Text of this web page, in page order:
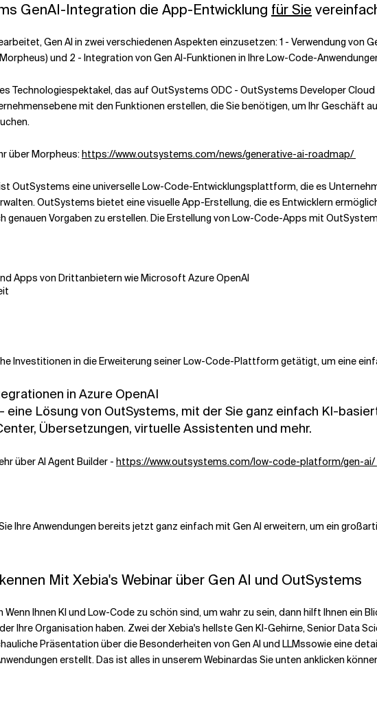
GenAI-Integration die App-Entwicklung für Sie
Gen AI in zwei verschiedenen Aspekten einzusetzen: 1 - Verwendung von
und 2 - Integration von Gen AI-Funktionen in Ihre Low-Code-
Technologiespektakel, das auf OutSystems ODC - OutSystems Developer
mit den Funktionen erstellen, die Sie benötigen, um Ihr Geschäft
über Morpheus:https://www.outsystems.com/news/generative-ai-roadmap/
OutSystems eine universelle Low-Code-Entwicklungsplattform, die es
OutSystems bietet eine visuelle App-Erstellung, die es Entwicklern
genauen Vorgaben zu erstellen. Die Erstellung von Low-Code-Apps mit
Apps von Drittanbietern wie Microsoft Azure OpenAI
Investitionen in die Erweiterung seiner Low-Code-Plattform getätigt, um eine
in Azure OpenAI
eine Lösung von OutSystems, mit der Sie ganz einfach KI-
Übersetzungen, virtuelle Assistenten und mehr.
über AI Agent Builder - https://www.outsystems.com/low-code-platform/gen-ai/
Ihre Anwendungen bereits jetzt ganz einfach mit Gen AI erweitern, um ein
kennen Mit Xebia's Webinar über Gen AI und OutSystems
Wenn Ihnen KI und Low-Code zu schön sind, um wahr zu sein, dann hilft Ihnen ein
Ihre Organisation haben. Zwei derXebia's hellste Gen KI-Gehirne,SeniorDataS
Präsentation über die Besonderheiten von Gen AI und LLMssowie eine
erstellt.Das ist alles in unserem Webinardas Sie unten anklicken